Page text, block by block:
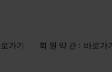
가기 회 원 약 관 : 바로가